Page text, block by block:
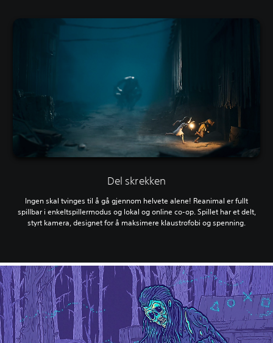
Del skrekken
Ingen skal tvinges til å gå gjennom helvete alene! Reanimal er fullt
spillbar i enkeltspillermodus og lokal og online co-op. Spillet har et delt,
styrt kamera, designet for å maksimere klaustrofobi og spenning.